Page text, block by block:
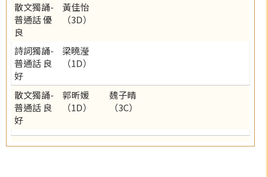
散文獨誦-
普通話 優
良
黃佳怡
（3D）
詩詞獨誦-
普通話 良
好
梁曉瀅
（1D）
散文獨誦-
普通話 良
好
郭昕媛
（1D）
魏子晴
（3C）